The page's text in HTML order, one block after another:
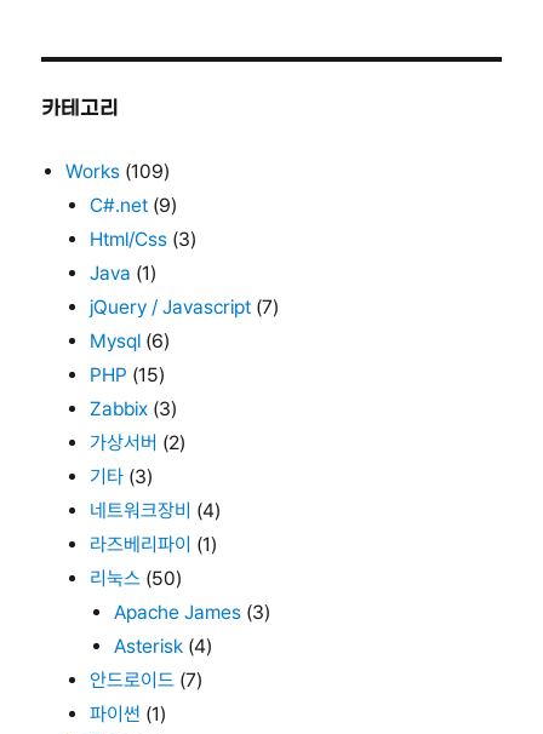
카테고리
Works (109)
C#.net (9)
Html/Css (3)
Java (1)
jQuery / Javascript (7)
Mysql (6)
PHP (15)
Zabbix (3)
가상서버 (2)
기타 (3)
네트워크장비 (4)
라즈베리파이 (1)
리눅스 (50)
Apache James (3)
Asterisk (4)
안드로이드 (7)
파이썬 (1)